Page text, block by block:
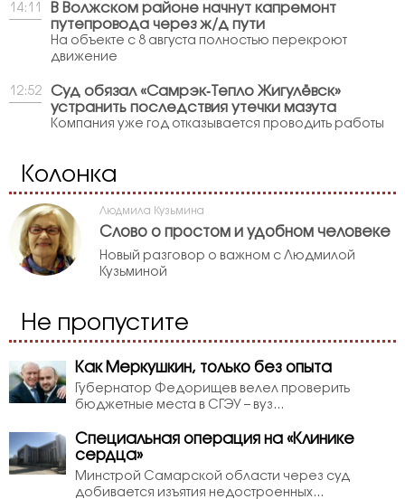
14:11
В Волжском районе начнут капремонт
путепровода через ж/д пути
На объекте с 8 августа полностью перекроют
движение
12:52
Суд обязал «Самрэк‑Тепло Жигулёвск»
устранить последствия утечки мазута
Компания уже год отказывается проводить работы
Колонка
Людмила Кузьмина
Слово о простом и удобном человеке
Новый разговор о важном с Людмилой
Кузьминой
Не пропустите
Как Меркушкин, только без опыта
Губернатор Федорищев велел проверить
бюджетные места в СГЭУ – вуз...
Специальная операция на «Клинике
сердца»
Минстрой Самарской области через суд
добивается изъятия недостроенных...